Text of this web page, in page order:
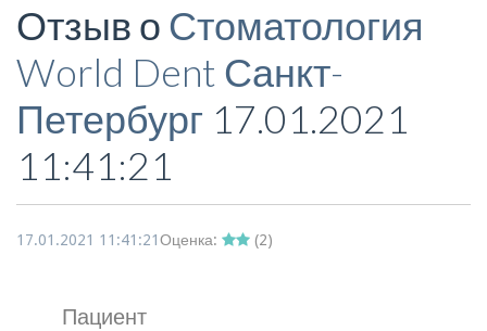
Красота Здоровье Остальное
Отзыв о Стоматология
World Dent Санкт-
Петербург 17.01.2021
11:41:21
17.01.2021 11:41:21Оценка: (2)
Пациент